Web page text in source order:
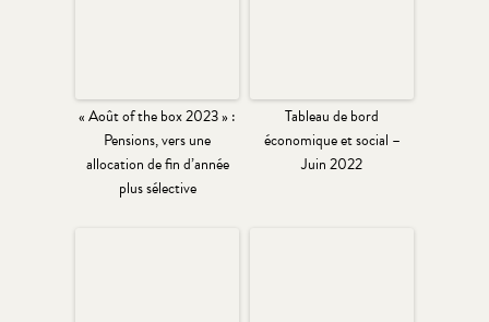
« Août of the box 2023 » :
Pensions, vers une
allocation de fin d’année
plus sélective
Tableau de bord
économique et social –
Juin 2022